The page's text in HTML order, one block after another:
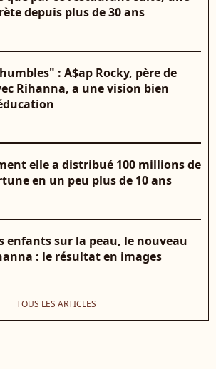
depuis plus de 30 ans
: A$ap Rocky, père de
Rihanna, a une vision bien
elle a distribué 100 millions de
en un peu plus de 10 ans
enfants sur la peau, le nouveau
: le résultat en images
TOUS LES ARTICLES